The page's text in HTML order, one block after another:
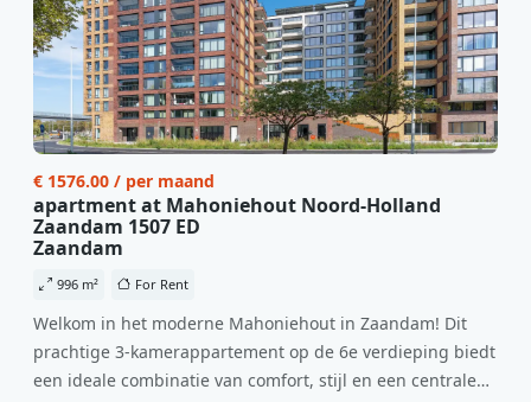
€ 1576.00 / per maand
apartment at Mahoniehout Noord-Holland
Zaandam 1507 ED
Zaandam
996 m² For Rent
Welkom in het moderne Mahoniehout in Zaandam! Dit
prachtige 3-kamerappartement op de 6e verdieping biedt
een ideale combinatie van comfort, stijl en een centrale